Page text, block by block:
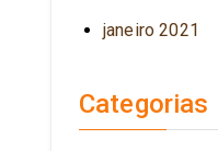
janeiro 2021
Categorias